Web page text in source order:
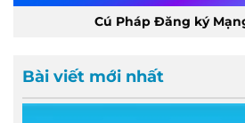
Cú Pháp Đăng ký
Bài viết mới nhất